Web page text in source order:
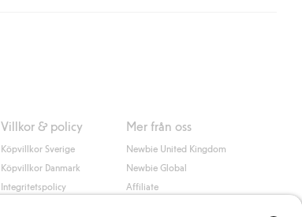
Villkor & policy
Köpvillkor Sverige
Köpvillkor Danmark
Integritetspolicy
Mer från oss
Newbie United Kingdom
Newbie Global
Affiliate